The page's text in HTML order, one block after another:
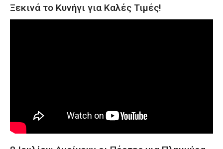
Ξεκινά το Κυνήγι για Καλές Τιμές!